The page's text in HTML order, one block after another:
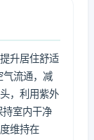
升居住舒适
流通，减
，利用紫外
室内干净
维持在